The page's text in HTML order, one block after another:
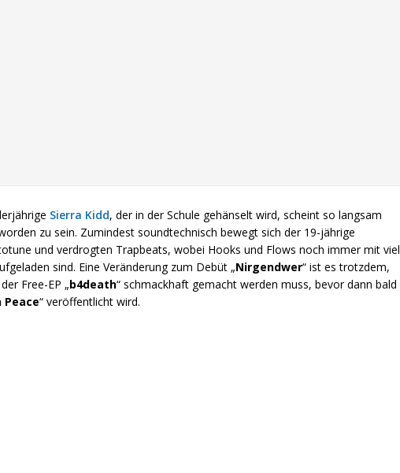
Sierra Kidd, der in der Schule gehänselt wird, scheint so langsam
zu sein. Zumindest soundtechnisch bewegt sich der 19-jährige
und verdrogten Trapbeats, wobei Hooks und Flows noch immer mit viel
sind. Eine Veränderung zum Debüt „Nirgendwer“ ist es trotzdem,
Free-EP „b4death“ schmackhaft gemacht werden muss, bevor dann bald
Peace“ veröffentlicht wird.